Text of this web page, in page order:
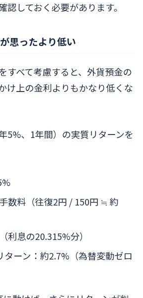
認しておく必要があります。
思ったより低い
すべて考慮すると、外貨預金の
け上の金利よりもかなり低くな
5%、1年間）の実質リターンを
数料（往復2円 / 150円 ≒ 約
利息の20.315%分）
ターン：約2.7%（為替変動ゼロ